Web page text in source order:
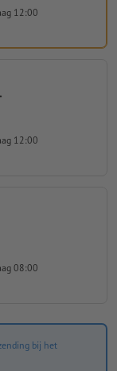
12:00
12:00
08:00
bij het